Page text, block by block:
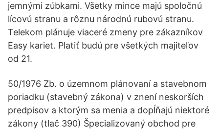
jemnými zúbkami. Všetky mince majú spoločnú
lícovú stranu a rôznu národnú rubovú stranu.
Telekom plánuje viaceré zmeny pre zákazníkov
Easy kariet. Platiť budú pre všetkých majiteľov
od 21.
50/1976 Zb. o územnom plánovaní a stavebnom
poriadku (stavebný zákona) v znení neskorších
predpisov a ktorým sa menia a dopĺňajú niektoré
zákony (tlač 390) Špecializovaný obchod pre